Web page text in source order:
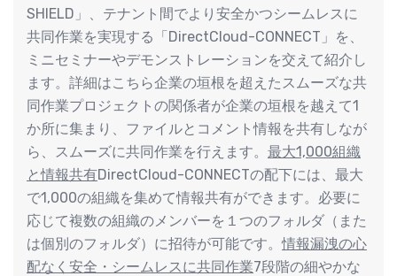
SHIELD」、テナント間でより安全かつシームレスに
共同作業を実現する「DirectCloud-CONNECT」を、
ミニセミナーやデモンストレーションを交えて紹介し
ます。詳細はこちら企業の垣根を超えたスムーズな共
同作業プロジェクトの関係者が企業の垣根を越えて1
か所に集まり、ファイルとコメント情報を共有しなが
ら、スムーズに共同作業を⾏えます。 最大1,000組織
と情報共有DirectCloud-CONNECTの配下には、最⼤
で1,000の組織を集めて情報共有ができます。必要に
応じて複数の組織のメンバーを１つのフォルダ（また
は個別のフォルダ）に招待が可能です。情報漏洩の心
配なく安全・シームレスに共同作業7段階の細やかな